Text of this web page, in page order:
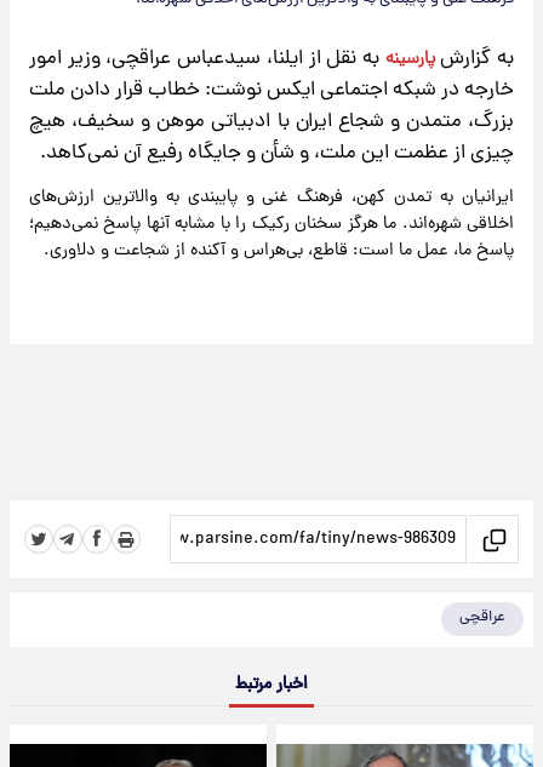
به گزارش پارسینه به نقل از ایلنا، سیدعباس عراقچی، وزیر امور
خارجه در شبکه اجتماعی ایکس نوشت: خطاب قرار دادن ملت
بزرگ، متمدن و شجاع ایران با ادبیاتی موهن و سخیف، هیچ
چیزی از عظمت این ملت، و شأن و جایگاه رفیع آن نمی‌کاهد.
ایرانیان به تمدن کهن، فرهنگ غنی و پایبندی به والاترین ارزش‌های
اخلاقی شهره‌اند. ما هرگز سخنان رکیک را با مشابه آنها پاسخ نمی‌دهیم؛
پاسخ ما، عمل ما است: قاطع، بی‌هراس و آکنده از شجاعت و دلاوری.
عراقچی
اخبار مرتبط